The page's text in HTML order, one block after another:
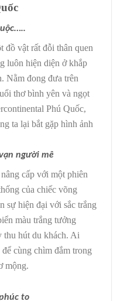
đồ vật rất đỗi thân quen
luôn hiện diện ở khắp
Nằm đong đưa trên
thơ bình yên và ngọt
Phú Quốc,
ta lại bắt gặp hình ảnh
người mê
cấp với một phiên
của chiếc võng
sự hiện đại với sắc trắng
màu trắng tưởng
thu hút du khách. Ai
cùng chìm đắm trong
mộng.
to